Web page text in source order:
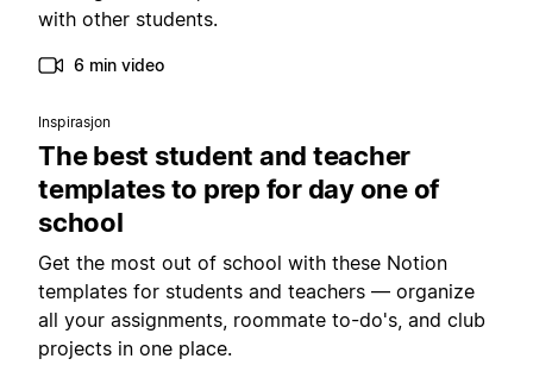
with other students.
6 min video
Inspirasjon
The best student and teacher
templates to prep for day one of
school
Get the most out of school with these Notion
templates for students and teachers — organize
all your assignments, roommate to-do's, and club
projects in one place.